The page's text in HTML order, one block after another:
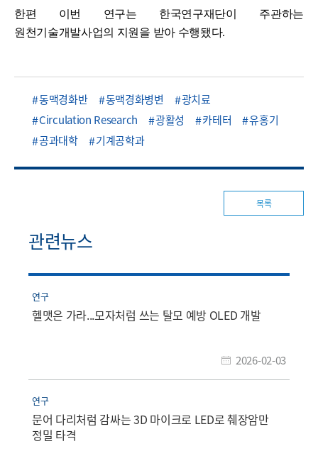
한편 이번 연구는 한국연구재단이 주관하는
원천기술개발사업의 지원을 받아 수행됐다.
동맥경화반 동맥경화병변
광치료
Circulation Research
광활성 카테터
유홍기
공과대학
기계공학과
목록
관련뉴스
연구
헬맷은 가라...모자처럼 쓰는 탈모 예방 OLED 개발
2026-02-03
연구
문어 다리처럼 감싸는 3D 마이크로 LED로 췌장암만
정밀 타격